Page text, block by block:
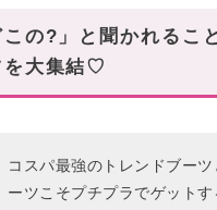
最強のトレンドブーツ④
ラマッカートニー▷TRACEミド
最強のトレンドブーツ⑤
最強のトレンドブーツ⑥
この?」と聞かれるこ
を大集結♡
コスパ最強のトレンドブー
ーツこそプチプラでゲット